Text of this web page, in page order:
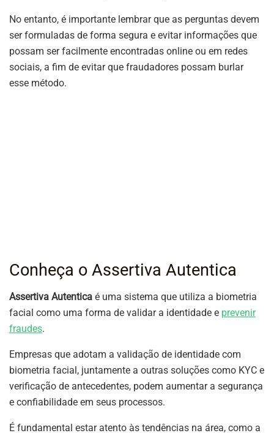
No entanto, é importante lembrar que as perguntas devem
ser formuladas de forma segura e evitar informações que
possam ser facilmente encontradas online ou em redes
sociais, a fim de evitar que fraudadores possam burlar
esse método.
Conheça o Assertiva Autentica
Assertiva Autentica é uma sistema que utiliza a biometria
facial como uma forma de validar a identidade e prevenir
fraudes.
Empresas que adotam a validação de identidade com
biometria facial, juntamente a outras soluções como KYC e
verificação de antecedentes, podem aumentar a segurança
e confiabilidade em seus processos.
É fundamental estar atento às tendências na área, como a